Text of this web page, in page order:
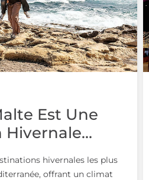
Est Une
Hivernale
hivernales les plus
offrant un climat